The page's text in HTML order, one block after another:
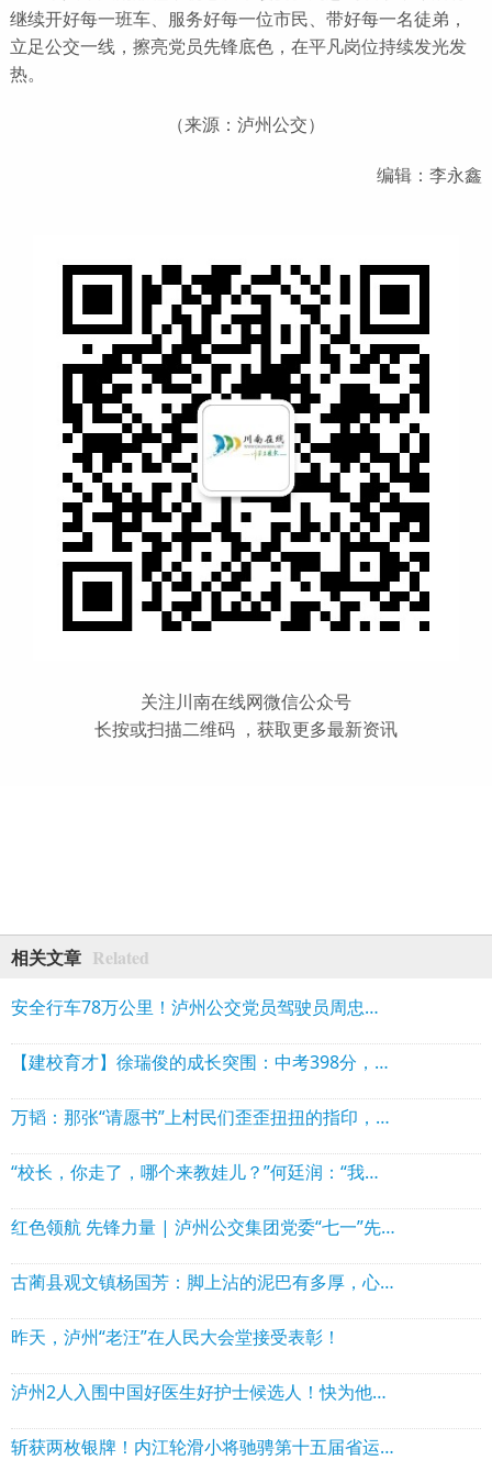
继续开好每一班车、服务好每一位市民、带好每一名徒弟，
立足公交一线，擦亮党员先锋底色，在平凡岗位持续发光发
热。
（来源：泸州公交）
编辑：李永鑫
关注川南在线网微信公众号
长按或扫描二维码 ，获取更多最新资讯
相关文章 Related
安全行车78万公里！泸州公交党员驾驶员周忠均以匠心践初心
【建校育才】徐瑞俊的成长突围：中考398分，高考逆袭562分
万韬：那张“请愿书”上村民们歪歪扭扭的指印，在我心中比任何勋章都重
“校长，你走了，哪个来教娃儿？”何廷润：“我不走了！”
红色领航 先锋力量 | 泸州公交集团党委“七一”先进典型风采展
古蔺县观文镇杨国芳：脚上沾的泥巴有多厚，心里装的百姓就有多重
昨天，泸州“老汪”在人民大会堂接受表彰！
泸州2人入围中国好医生好护士候选人！快为他们助力！
斩获两枚银牌！内江轮滑小将驰骋第十五届省运会赛场